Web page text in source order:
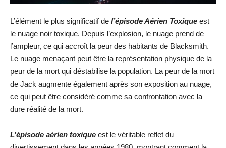
L’élément le plus significatif de l’épisode Aérien Toxique est
le nuage noir toxique. Depuis l’explosion, le nuage prend de
l’ampleur, ce qui accroît la peur des habitants de Blacksmith.
Le nuage menaçant peut être la représentation physique de la
peur de la mort qui déstabilise la population. La peur de la mort
de Jack augmente également après son exposition au nuage,
ce qui peut être considéré comme sa confrontation avec la
dure réalité de la mort.
L’épisode aérien toxique est le véritable reflet du